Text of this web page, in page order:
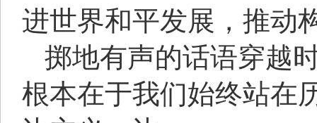
进世界和平发展，推动
掷地有声的话语穿越
根本在于我们始终站在